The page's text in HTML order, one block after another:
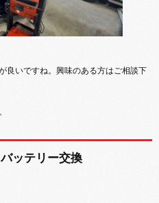
良いですね。興味のある方はご相談下
ッテリー交換